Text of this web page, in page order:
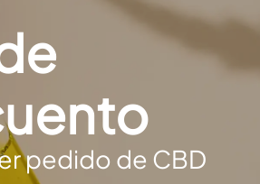
pedido de CBD